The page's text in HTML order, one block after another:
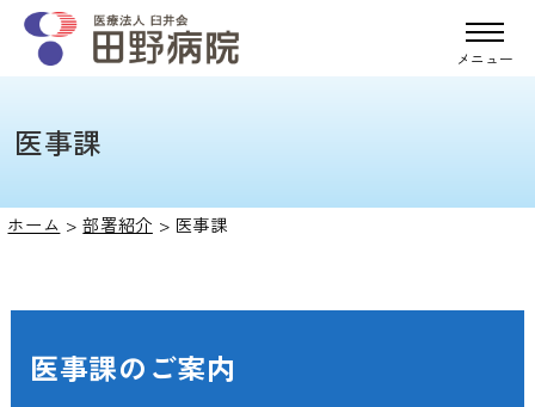
メニュー
医事課
ホーム >部署紹介 > 医事課
医事課のご案内